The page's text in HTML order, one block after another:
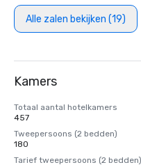
Alle zalen bekijken (19)
Kamers
Totaal aantal hotelkamers
457
Tweepersoons (2 bedden)
180
Tarief tweepersoons (2 bedden)